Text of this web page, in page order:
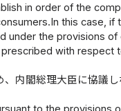
in order of the
this case,
under the provisions
with respect
内閣総理大臣に協議